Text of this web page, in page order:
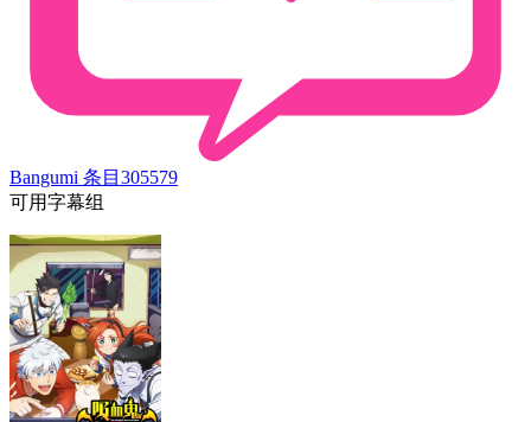
Bangumi 条目 305579
可用字幕组